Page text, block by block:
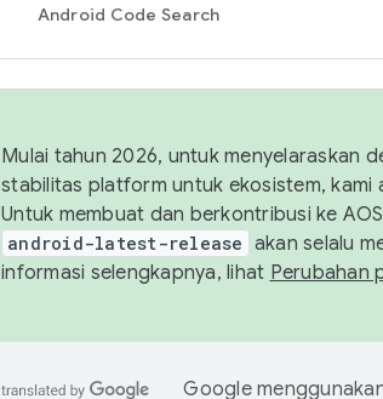
Android Code Search
Mulai tahun 2026, untuk menyelaraskan
stabilitas platform untuk ekosistem, kami
Untuk membuat dan berkontribusi ke
android-latest-release akan selalu
informasi selengkapnya, lihat Perubahan
Google